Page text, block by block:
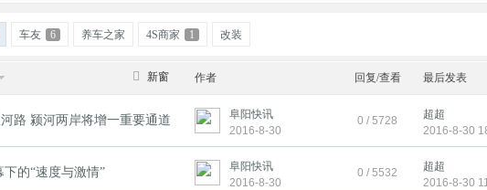
车友 6 养车之家 4S商家 1 改装
新窗 作者 回复/查看 最后发表
路 颍河两岸将增一重要通道
阜阳快讯
2016-8-30
0 / 5728
超超
2016-8-30
的“速度与激情”
阜阳快讯
2016-8-30
0 / 5532
超超
2016-8-30